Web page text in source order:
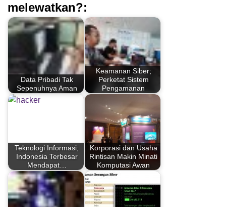
melewatkan?:
Data Pribadi Tak
Sepenuhnya Aman
Keamanan Siber;
Perketat Sistem
Pengamanan
Teknologi Informasi;
Indonesia Terbesar
Mendapat…
Korporasi dan Usaha
Rintisan Makin Minati
Komputasi Awan